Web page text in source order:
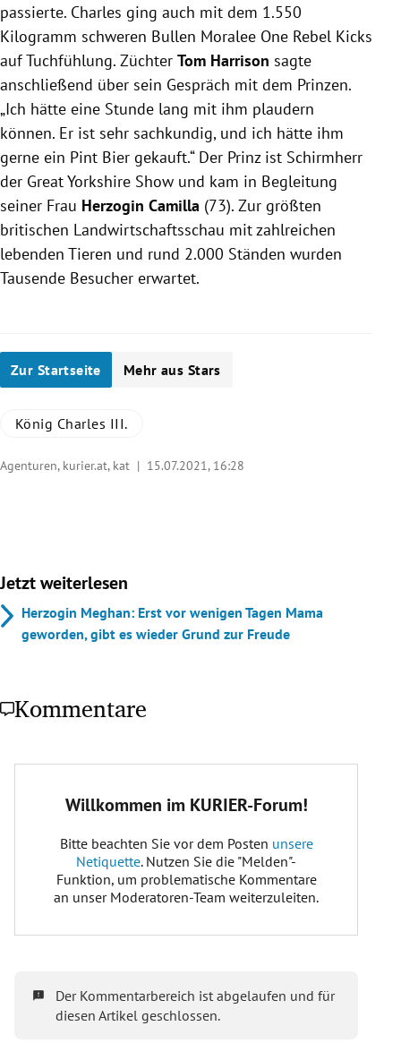
passierte. Charles ging auch mit dem 1.550
Kilogramm schweren Bullen Moralee One Rebel Kicks
auf Tuchfühlung. Züchter Tom Harrison sagte
anschließend über sein Gespräch mit dem Prinzen.
„Ich hätte eine Stunde lang mit ihm plaudern
können. Er ist sehr sachkundig, und ich hätte ihm
gerne ein Pint Bier gekauft.“ Der Prinz ist Schirmherr
der Great Yorkshire Show und kam in Begleitung
seiner Frau Herzogin Camilla (73). Zur größten
britischen Landwirtschaftsschau mit zahlreichen
lebenden Tieren und rund 2.000 Ständen wurden
Tausende Besucher erwartet.
Zur Startseite Mehr aus Stars
König Charles III.
Agenturen, kurier.at, kat | 15.07.2021, 16:28
Jetzt weiterlesen
Herzogin Meghan: Erst vor wenigen Tagen Mama
geworden, gibt es wieder Grund zur Freude
Kommentare